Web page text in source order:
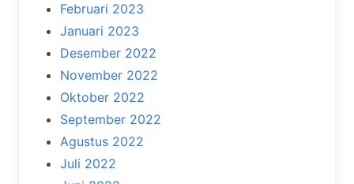
Februari 2023
Januari 2023
Desember 2022
November 2022
Oktober 2022
September 2022
Agustus 2022
Juli 2022